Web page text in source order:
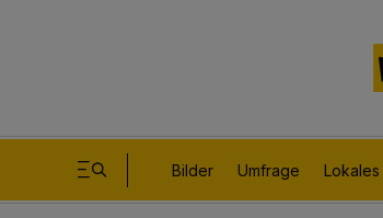
Bilder Umfrage Lokales